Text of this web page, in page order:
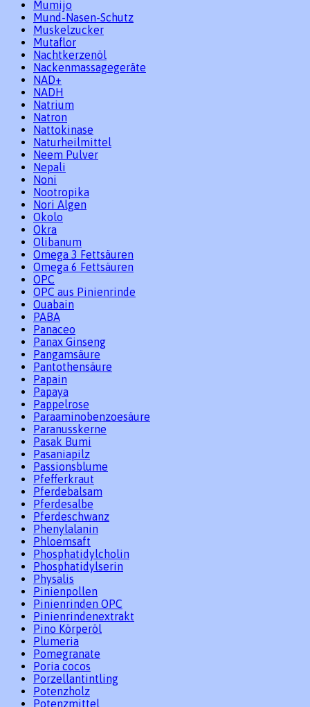
Mumijo
Mund-Nasen-Schutz
Muskelzucker
Mutaflor
Nachtkerzenöl
Nackenmassagegeräte
NAD+
NADH
Natrium
Natron
Nattokinase
Naturheilmittel
Neem Pulver
Nepali
Noni
Nootropika
Nori Algen
Okolo
Okra
Olibanum
Omega 3 Fettsäuren
Omega 6 Fettsäuren
OPC
OPC aus Pinienrinde
Ouabain
PABA
Panaceo
Panax Ginseng
Pangamsäure
Pantothensäure
Papain
Papaya
Pappelrose
Paraaminobenzoesäure
Paranusskerne
Pasak Bumi
Pasaniapilz
Passionsblume
Pfefferkraut
Pferdebalsam
Pferdesalbe
Pferdeschwanz
Phenylalanin
Phloemsaft
Phosphatidylcholin
Phosphatidylserin
Physalis
Pinienpollen
Pinienrinden OPC
Pinienrindenextrakt
Pino Körperöl
Plumeria
Pomegranate
Poria cocos
Porzellantintling
Potenzholz
Potenzmittel